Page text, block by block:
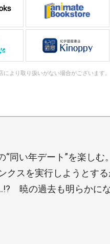
により取り扱いがない場合がございます。
同い年デート”を楽しむ
クスを実行しようとす
暁の過去も明らかに